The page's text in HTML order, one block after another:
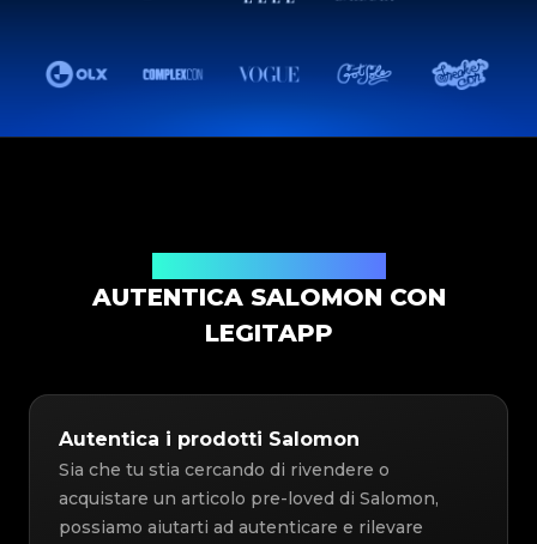
AUTENTICA SALOMON CON
LEGITAPP
Autentica i prodotti Salomon
Sia che tu stia cercando di rivendere o
acquistare un articolo pre-loved di Salomon,
possiamo aiutarti ad autenticare e rilevare